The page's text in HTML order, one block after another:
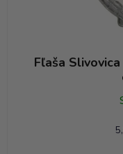
Fľaša